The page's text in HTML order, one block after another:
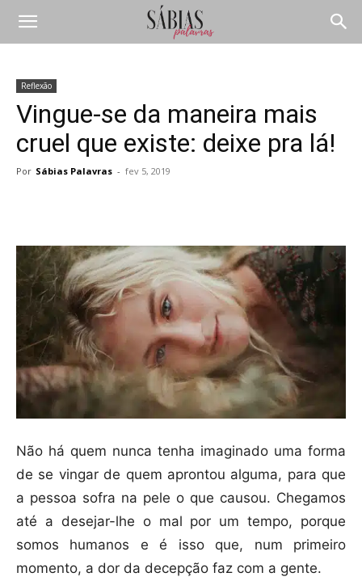
Reflexão
Vingue-se da maneira mais
cruel que existe: deixe pra lá!
Por Sábias Palavras - fev 5, 2019
Não há quem nunca tenha imaginado uma forma
de se vingar de quem aprontou alguma, para que
a pessoa sofra na pele o que causou. Chegamos
até a desejar-lhe o mal por um tempo, porque
somos humanos e é isso que, num primeiro
momento, a dor da decepção faz com a gente.